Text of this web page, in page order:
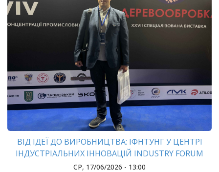
ВІД ІДЕЇ ДО ВИРОБНИЦТВА: ІФНТУНГ У ЦЕНТРІ
ІНДУСТРІАЛЬНИХ ІННОВАЦІЙ INDUSTRY FORUM
LVIV
СР, 17/06/2026 - 13:00